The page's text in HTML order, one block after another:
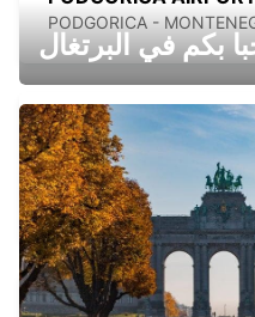
PODGORICA -
HOTEL MALAK
ILIDZA - BOSNIA AND
بكم في البرتغال